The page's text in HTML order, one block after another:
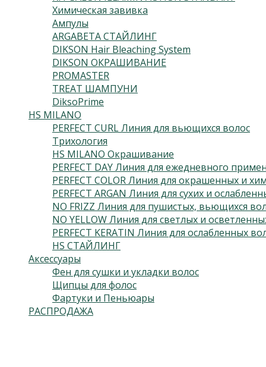
Химическая завивка
Ампулы
ARGABETA СТАЙЛИНГ
DIKSON Hair Bleaching System
DIKSON ОКРАШИВАНИЕ
PROMASTER
TREAT ШАМПУНИ
DiksoPrime
HS MILANO
PERFECT CURL Линия для вьющихся волос
Трихология
HS MILANO Окрашивание
PERFECT DAY Линия для ежедневного
PERFECT COLOR Линия для окрашенных и
PERFECT ARGAN Линия для сухих и
NO FRIZZ Линия для пушистых, вьющихся
NO YELLOW Линия для светлых и
PERFECT KERATIN Линия для ослабленных
HS СТАЙЛИНГ
Аксессуары
Фен для сушки и укладки волос
Щипцы для фолос
Фартуки и Пеньюары
РАСПРОДАЖА